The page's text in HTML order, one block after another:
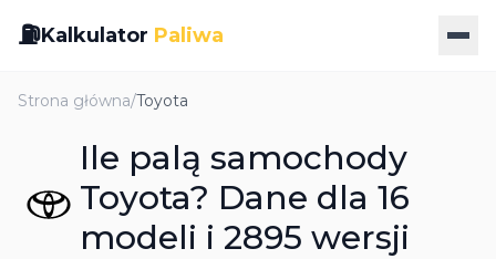
⛽Kalkulator Paliwa
Strona główna/Toyota
Ile palą samochody
Toyota? Dane dla 16
modeli i 2895 wersji